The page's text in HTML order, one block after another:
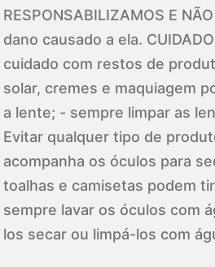
RESPONSABILIZAMOS E
dano causado a ela.
cuidado com restos de
solar, cremes e maquiagem
a lente; - sempre limpar as
Evitar qualquer tipo de
acompanha os óculos para
toalhas e camisetas podem
sempre lavar os óculos com
los secar ou limpá-los com